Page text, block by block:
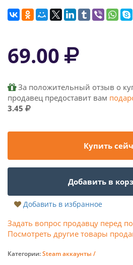
69.00
За положительный отзыв о
продавец предоставит вам
3.45
Купить
Добавить в
Добавить в избранное
Задать вопрос продавцу перед
Посмотреть другие товары
Категории:Steam аккаунты /